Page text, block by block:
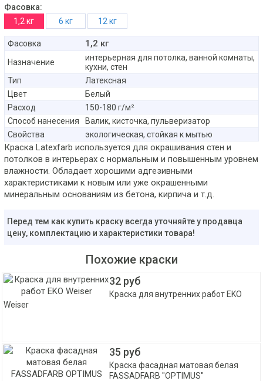
Фасовка:
1,2 кг
6 кг 12 кг
Фасовка 1,2 кг
Назначение
интерьерная для потолка, ванной комнаты,
кухни, стен
Тип
Латексная
Цвет
Белый
Расход
150-180 г/м²
Способ нанесения
Валик, кисточка, пульверизатор
Свойства
экологическая, стойкая к мытью
Краска Latexfarb используется для окрашивания стен и
потолков в интерьерах с нормальным и повышенным уровнем
влажности. Обладает хорошими адгезивными
характеристиками к новым или уже окрашенными
минеральным основаниям из бетона, кирпича и т.д.
Перед тем как купить краску всегда уточняйте у продавца
цену, комплектацию и характеристики товара!
Похожие краски
32 руб
Краска для внутренних работ EKO
Weiser
35 руб
Краска фасадная матовая белая
FASSADFARB "OPTIMUS"